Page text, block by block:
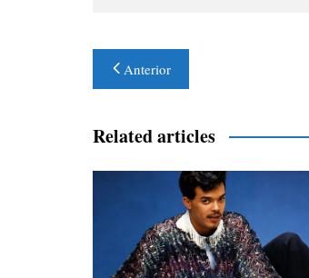
Navegación
de
entradas
Anterior
Related articles